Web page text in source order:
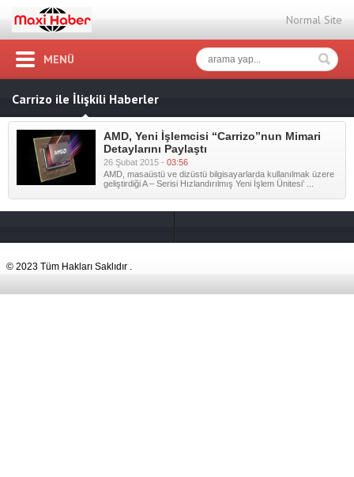
Normal Site
MENÜ
Carrizo ile İlişkili Haberler
AMD, Yeni İşlemcisi “Carrizo”nun Mimari
Detaylarını Paylaştı
26 Şubat 2015 - 03:56
AMD, masaüstü ve dizüstü bilgisayarlarda kullanılmak üzere
geliştirdiği A – Serisi Hızlandırılmış Yeni İşlem Ünitesi’ ...
© 2023 Tüm Hakları Saklıdır .